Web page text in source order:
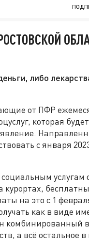
либо
от ПФР
которая
с января
услугам
на это с 1
как в виде
комбинированный
а всё остальное в